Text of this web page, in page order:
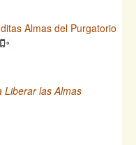
Almas del Purgatorio
Liberar las Almas